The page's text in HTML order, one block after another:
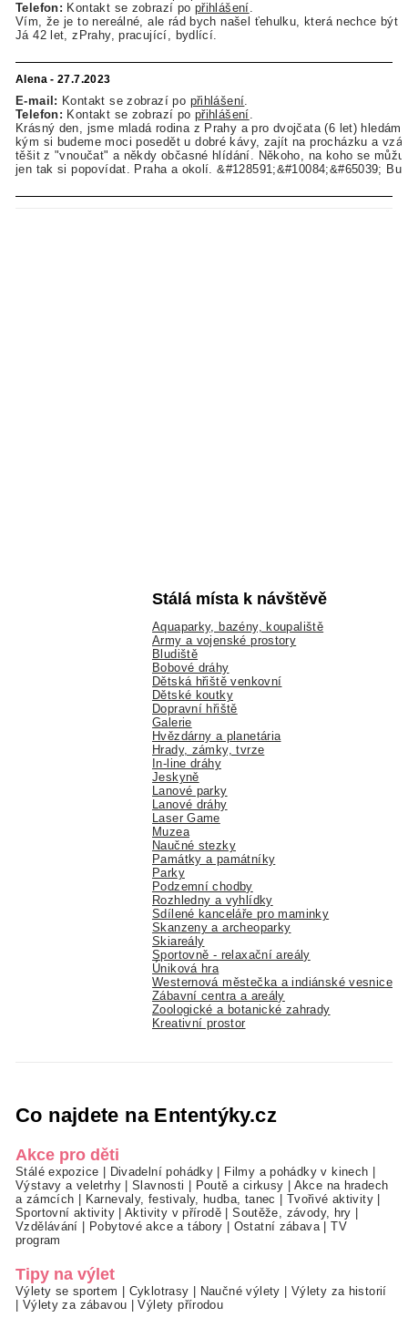
Telefon: Kontakt se zobrazí po přihlášení
Vím, že je to nereálné, ale rád bych našel ťehulku, která nechce být
Já 42 let, zPrahy, pracující, bydlící.
Alena - 27.7.2023
E-mail: Kontakt se zobrazí po přihlášení
Telefon: Kontakt se zobrazí po přihlášení
Krásný den, jsme mladá rodina z Prahy a pro dvojčata (6 let) hledám
kým si budeme moci posedět u dobré kávy, zajít na procházku a
těšit z "vnoučat" a někdy občasné hlídání. Někoho, na koho se
jen tak si popovídat. Praha a okolí. &#128591;&#10084;&#65039;
Stálá místa k návštěvě
Aquaparky, bazény, koupaliště
Army a vojenské prostory
Bludiště
Bobové dráhy
Dětská hřiště venkovní
Dětské koutky
Dopravní hřiště
Galerie
Hvězdárny a planetária
Hrady, zámky, tvrze
In-line dráhy
Jeskyně
Lanové parky
Lanové dráhy
Laser Game
Muzea
Naučné stezky
Památky a památníky
Parky
Podzemní chodby
Rozhledny a vyhlídky
Sdílené kanceláře pro maminky
Skanzeny a archeoparky
Skiareály
Sportovně - relaxační areály
Úniková hra
Westernová městečka a indiánské vesnice
Zábavní centra a areály
Zoologické a botanické zahrady
Kreativní prostor
Co najdete na Ententýky.cz
Akce pro děti
Stálé expozice | Divadelní pohádky | Filmy a pohádky v kinech |
Výstavy a veletrhy|Slavnosti | Poutě a cirkusy | Akce na hradech
a zámcích | Karnevaly, festivaly, hudba, tanec | Tvořivé aktivity |
Sportovní aktivity|Aktivity v přírodě |Soutěže, závody, hry |
Vzdělávání | Pobytové akce a tábory | Ostatní zábava |TV
program
Tipy na výlet
Výlety se sportem | Cyklotrasy | Naučné výlety | Výlety za historií
| Výlety za zábavou |Výlety přírodou